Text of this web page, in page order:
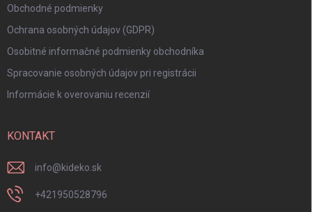
Obchodné podmienky
Ochrana osobných údajov (GDPR)
Osobitné informačné podmienky obchodníka
Spracovanie osobných údajov pri registrácii
Informácie k overovaniu recenzií
KONTAKT
info@kideko.sk
+421950528796